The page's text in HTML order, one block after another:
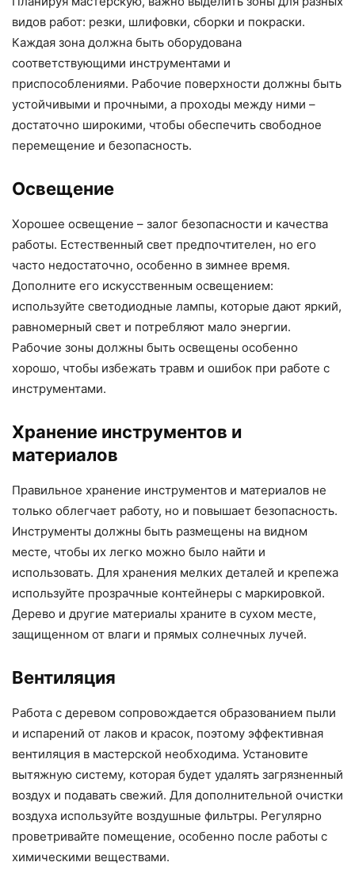
видов работ: резки, шлифовки, сборки и покраски.
Каждая зона должна быть оборудована
соответствующими инструментами и
приспособлениями. Рабочие поверхности должны быть
устойчивыми и прочными, а проходы между ними –
достаточно широкими, чтобы обеспечить свободное
перемещение и безопасность.
Освещение
Хорошее освещение – залог безопасности и качества
работы. Естественный свет предпочтителен, но его
часто недостаточно, особенно в зимнее время.
Дополните его искусственным освещением:
используйте светодиодные лампы, которые дают яркий,
равномерный свет и потребляют мало энергии.
Рабочие зоны должны быть освещены особенно
хорошо, чтобы избежать травм и ошибок при работе с
инструментами.
Хранение инструментов и
материалов
Правильное хранение инструментов и материалов не
только облегчает работу, но и повышает безопасность.
Инструменты должны быть размещены на видном
месте, чтобы их легко можно было найти и
использовать. Для хранения мелких деталей и крепежа
используйте прозрачные контейнеры с маркировкой.
Дерево и другие материалы храните в сухом месте,
защищенном от влаги и прямых солнечных лучей.
Вентиляция
Работа с деревом сопровождается образованием пыли
и испарений от лаков и красок, поэтому эффективная
вентиляция в мастерской необходима. Установите
вытяжную систему, которая будет удалять загрязненный
воздух и подавать свежий. Для дополнительной очистки
воздуха используйте воздушные фильтры. Регулярно
проветривайте помещение, особенно после работы с
химическими веществами.